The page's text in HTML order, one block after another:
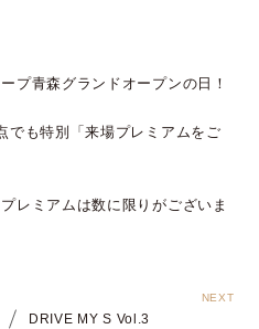
プ青森グランドオープンの日！
でも特別「来場プレミアムをご
ミアムは数に限りがございま
DRIVE MY S Vol.3